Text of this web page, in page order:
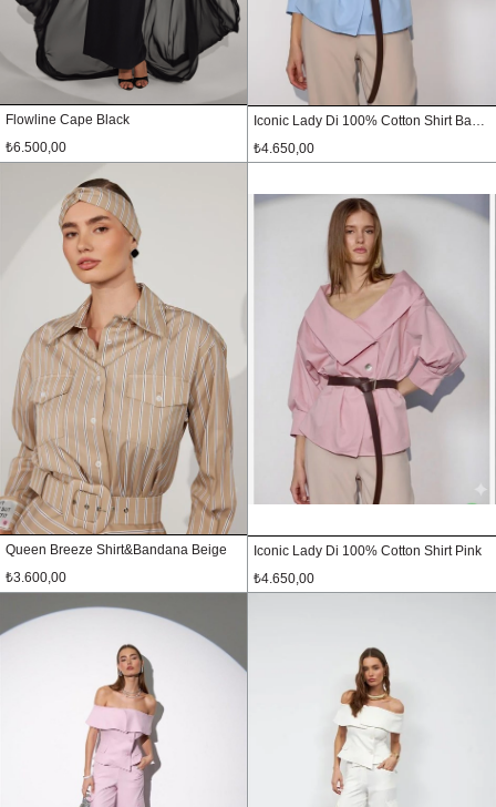
Flowline Cape Black
₺6.500,00
Iconic Lady Di 100% Cotton Shirt Baby Blue
₺4.650,00
Queen Breeze Shirt&Bandana Beige
₺3.600,00
Iconic Lady Di 100% Cotton Shirt Pink
₺4.650,00